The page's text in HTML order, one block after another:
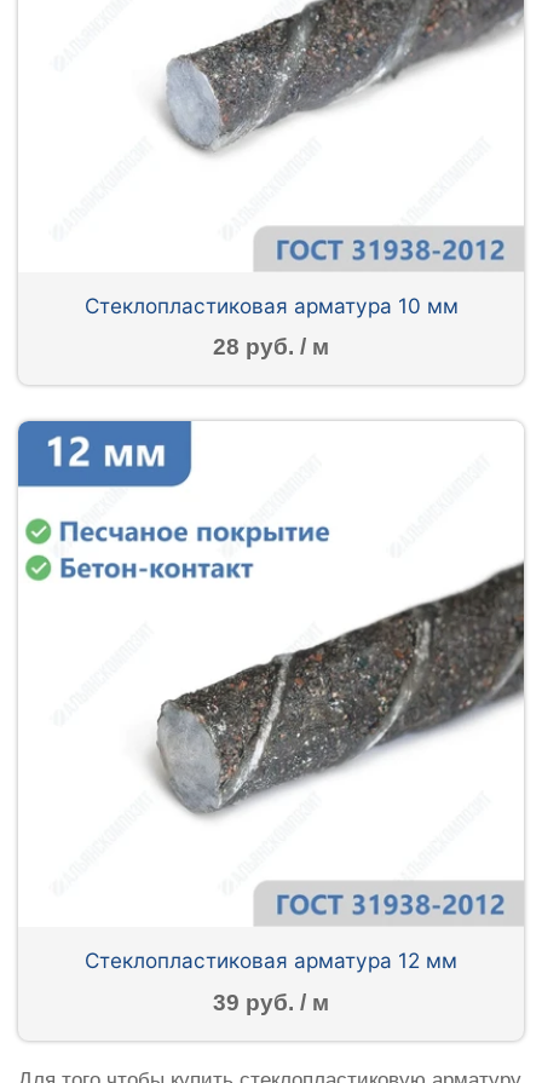
Стеклопластиковая арматура 10 мм
28 руб. / м
Стеклопластиковая арматура 12 мм
39 руб. / м